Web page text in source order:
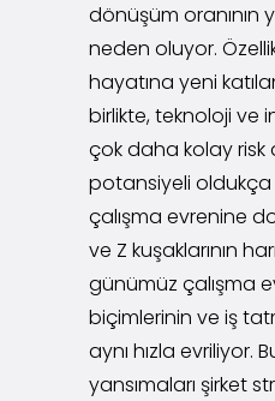
dönüşüm oranının
neden oluyor.
hayatına yeni
birlikte, teknoloji ve
çok daha kolay risk
potansiyeli oldukça
çalışma evrenine
ve Z kuşaklarının
günümüz çalışma
biçimlerinin ve iş
aynı hızla evriliyor.
yansımaları şirket